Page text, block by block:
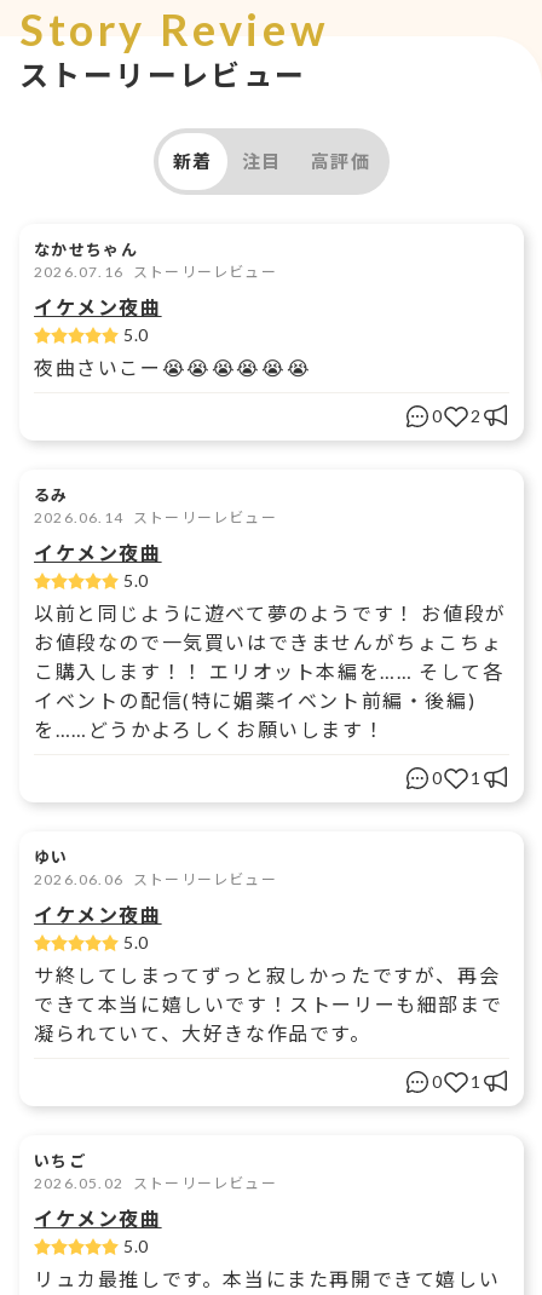
Story Review
ストーリーレビュー
新着 注目 高評価
なかせちゃん
2026.07.16 ストーリーレビュー
イケメン夜曲
5.0
夜曲さいこー😭😭😭😭😭😭
0 2
るみ
2026.06.14 ストーリーレビュー
イケメン夜曲
5.0
以前と同じように遊べて夢のようです！ お値段が
お値段なので一気買いはできませんがちょこちょ
こ購入します！！ エリオット本編を…… そして各
イベントの配信(特に媚薬イベント前編・後編)
を……どうかよろしくお願いします！
0 1
ゆい
2026.06.06 ストーリーレビュー
イケメン夜曲
5.0
サ終してしまってずっと寂しかったですが、再会
できて本当に嬉しいです！ストーリーも細部まで
凝られていて、大好きな作品です。
0 1
いちご
2026.05.02 ストーリーレビュー
イケメン夜曲
5.0
リュカ最推しです。本当にまた再開できて嬉しい